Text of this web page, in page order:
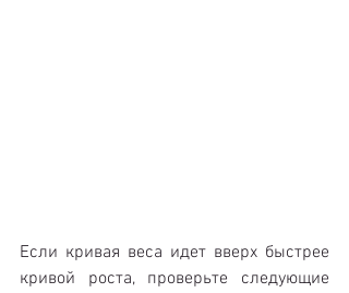
Если кривая веса идет вверх быстрее
кривой роста, проверьте следующие